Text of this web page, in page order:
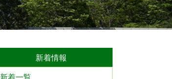
新着情報
新着一覧